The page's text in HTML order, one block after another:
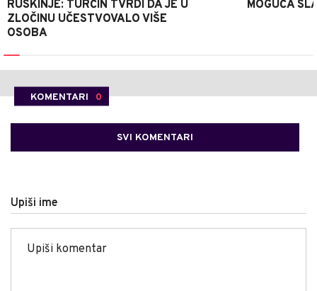
RUSKINJE: TURČIN TVRDI DA JE U
ZLOČINU UČESTVOVALO VIŠE
OSOBA
MOGUĆA
KOMENTARI 0
SVI KOMENTARI
Upiši ime